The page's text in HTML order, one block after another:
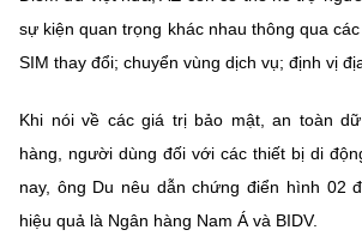
sự kiện quan trọng khác nhau thông qua
SIM thay đổi; chuyển vùng dịch vụ; định vị
Khi nói về các giá trị bảo mật, an toàn
hàng, người dùng đối với các thiết bị di
nay, ông Du nêu dẫn chứng điển hình 02
hiệu quả là Ngân hàng Nam Á và BIDV.